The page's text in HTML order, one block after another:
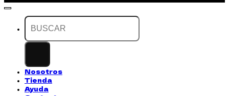
Buscar
por:
Nosotros
Tienda
Ayuda